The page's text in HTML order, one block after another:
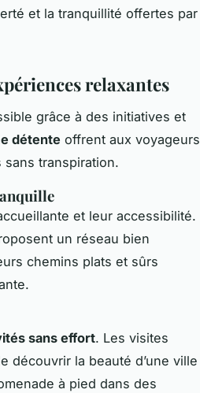
et la tranquillité offertes par
relaxantes
grâce à des initiatives et
détente offrent aux voyageurs
transpiration.
et leur accessibilité.
un réseau bien
chemins plats et sûrs
sans effort. Les visites
découvrir la beauté d’une ville
à pied dans des